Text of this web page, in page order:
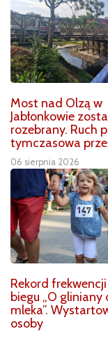
Most nad Olzą w
Jabłonkowie
rozebrany. Ruch
tymczasowa
06 sierpnia 2026
Rekord
biegu „O gliniany
mleka”.
osoby